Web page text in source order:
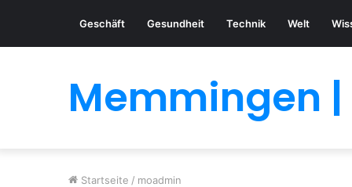
Geschäft Gesundheit Technik Welt
Memmingen |
Startseite / moadmin